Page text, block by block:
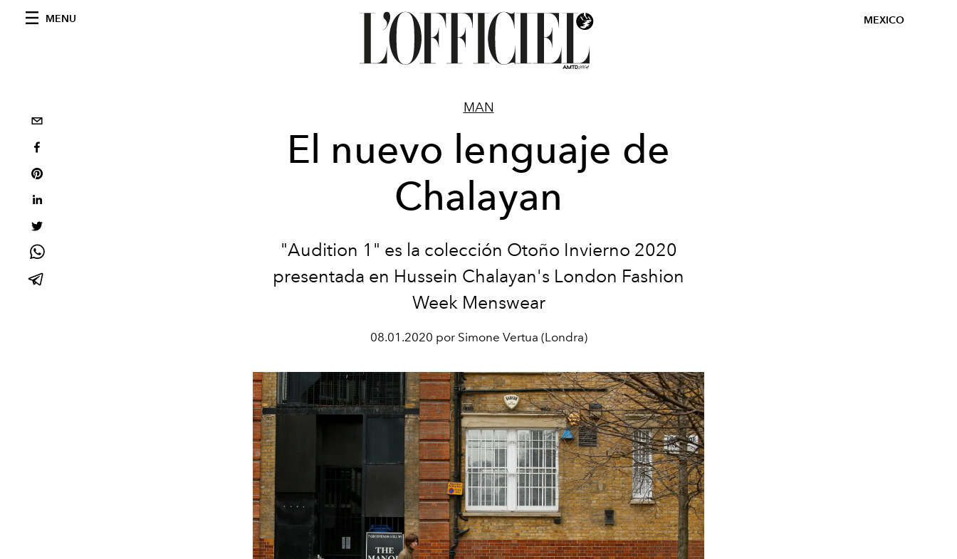
MENU MEXICO
MAN
El nuevo lenguaje de
Chalayan
"Audition 1" es la colección Otoño Invierno 2020
presentada en Hussein Chalayan's London Fashion
Week Menswear
08.01.2020 por Simone Vertua (Londra)